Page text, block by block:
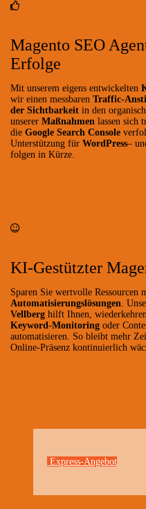
Magento SEO
Erfolge
Mit unserem eigens entwickelten
wir einen messbaren Traffic-
der Sichtbarkeit in den
unserer Maßnahmen lassen sich
die Google Search Console
Unterstützung für WordPress–
folgen in Kürze.
KI-Gestützter
Sparen Sie wertvolle Ressourcen
Automatisierungslösungen .
Vellberg hilft Ihnen,
Keyword-Monitoring oder
automatisieren. So bleibt mehr
Online-Präsenz kontinuierlich
Express-Angebot